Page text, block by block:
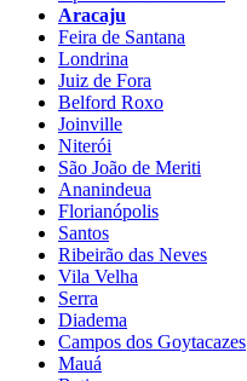
Aracaju
Feira de Santana
Londrina
Juiz de Fora
Belford Roxo
Joinville
Niterói
São João de Meriti
Ananindeua
Florianópolis
Santos
Ribeirão das Neves
Vila Velha
Serra
Diadema
Campos dos Goytacazes
Mauá